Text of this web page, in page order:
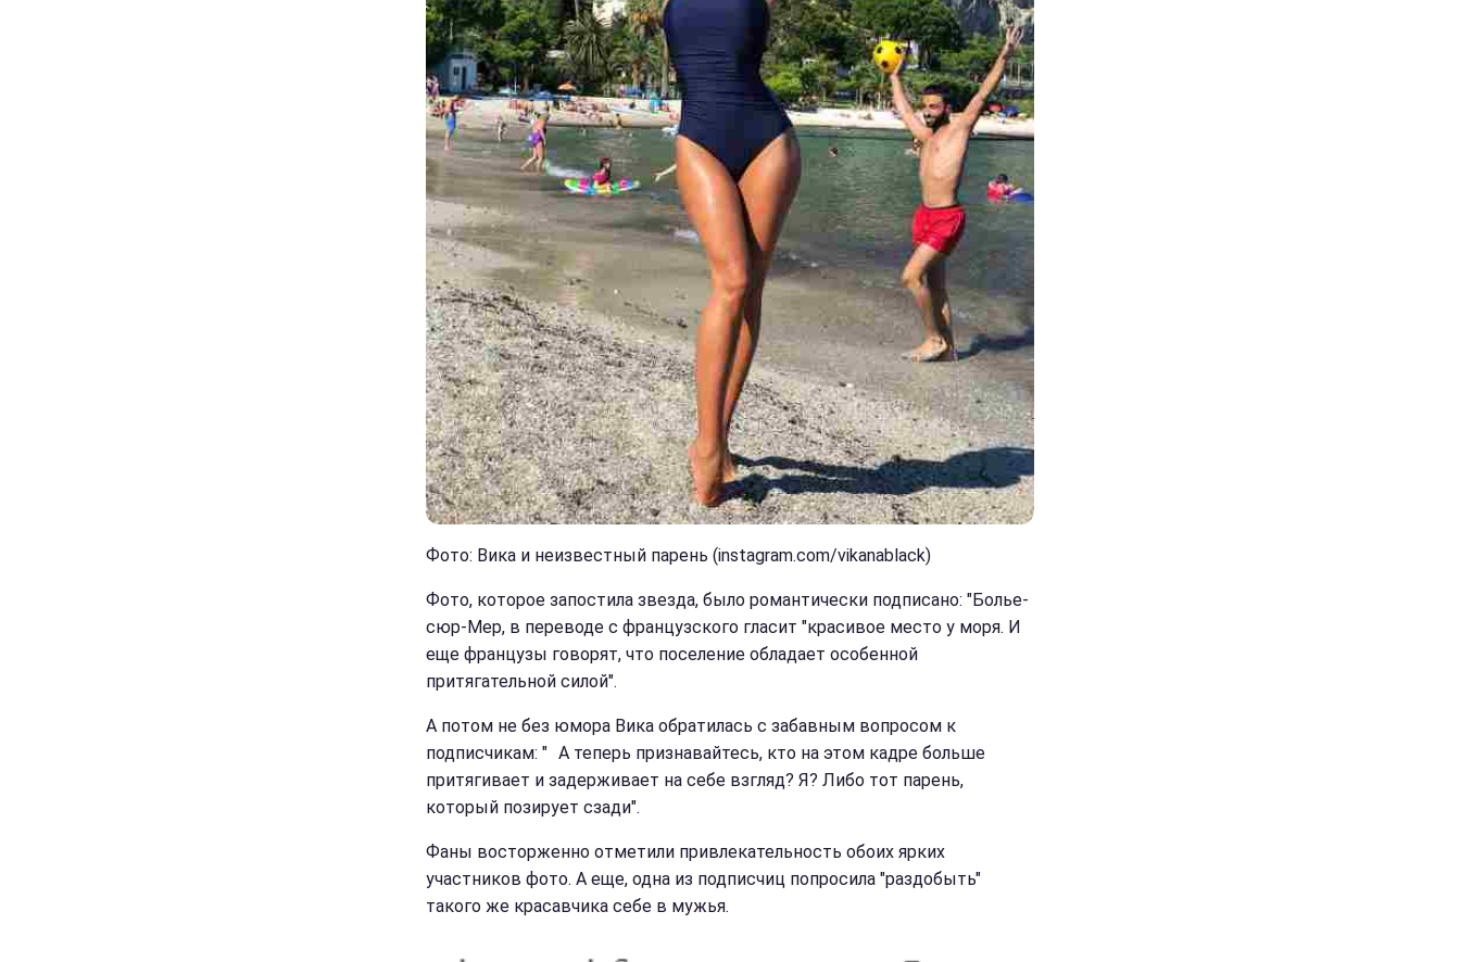
Фото: Вика и неизвестный парень (instagram.com/vikanablack)
Фото, которое запостила звезда, было романтически подписано: "Болье-
сюр-Мер, в переводе с французского гласит "красивое место у моря. И
еще французы говорят, что поселение обладает особенной
притягательной силой".
А потом не без юмора Вика обратилась с забавным вопросом к
подписчикам: " А теперь признавайтесь, кто на этом кадре больше
притягивает и задерживает на себе взгляд? Я? Либо тот парень,
который позирует сзади".
Фаны восторженно отметили привлекательность обоих ярких
участников фото. А еще, одна из подписчиц попросила "раздобыть"
такого же красавчика себе в мужья.